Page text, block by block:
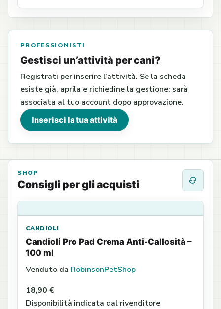
PROFESSIONISTI
Gestisci un’attività per cani?
Registrati per inserire l’attività. Se la scheda
esiste già, aprila e richiedine la gestione: sarà
associata al tuo account dopo approvazione.
Inserisci la tua attività
SHOP
Consigli per gli acquisti
CANDIOLI
Candioli Pro Pad Crema Anti-Callosità –
100 ml
Venduto da RobinsonPetShop
18,90 €
Disponibilità indicata dal rivenditore